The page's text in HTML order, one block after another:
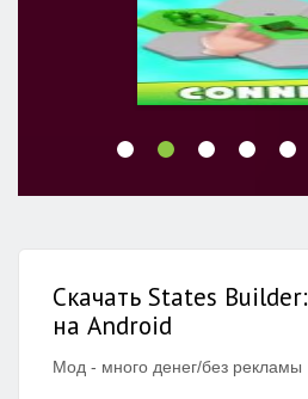
Скачать States
на Android
Мод - много денег/без рекламы